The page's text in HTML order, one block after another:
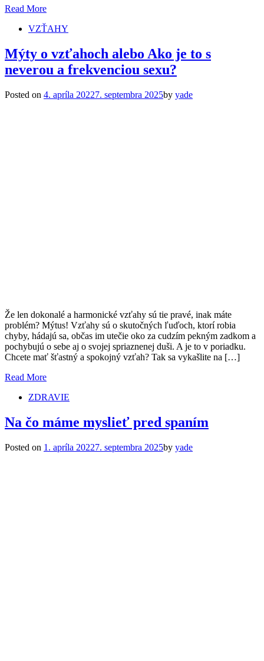
Read More
VZŤAHY
Mýty o vzťahoch alebo Ako je to s
neverou a frekvenciou sexu?
Posted on 4. apríla 20227. septembra 2025by yade
Že len dokonalé a harmonické vzťahy sú tie pravé, inak máte
problém? Mýtus! Vzťahy sú o skutočných ľuďoch, ktorí robia
chyby, hádajú sa, občas im utečie oko za cudzím pekným zadkom a
pochybujú o sebe aj o svojej spriaznenej duši. A je to v poriadku.
Chcete mať šťastný a spokojný vzťah? Tak sa vykašlite na […]
Read More
ZDRAVIE
Na čo máme myslieť pred spaním
Posted on 1. apríla 20227. septembra 2025by yade